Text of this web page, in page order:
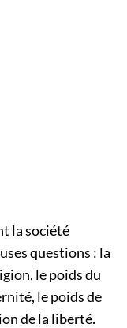
la société
questions : la
le poids du
le poids de
de la liberté.